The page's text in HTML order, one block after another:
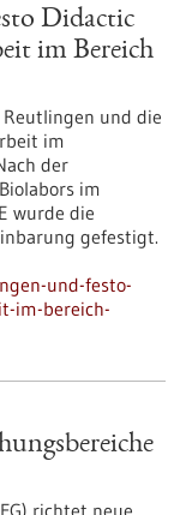
Didactic
im Bereich
Reutlingen und die
im
der
im
wurde die
gefestigt.
und-festo-
im-bereich-
richtet neue